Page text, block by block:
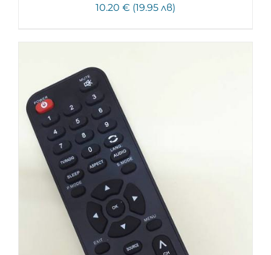
10.20 € (19.95 лв)